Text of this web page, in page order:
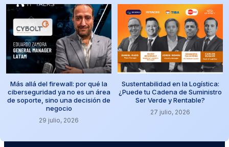
Más allá del firewall: por qué la
ciberseguridad ya no es un área
de soporte, sino una decisión de
negocio
29 julio, 2026
Sustentabilidad en la Logística:
¿Puede tu Cadena de Suministro
Ser Verde y Rentable?
27 julio, 2026